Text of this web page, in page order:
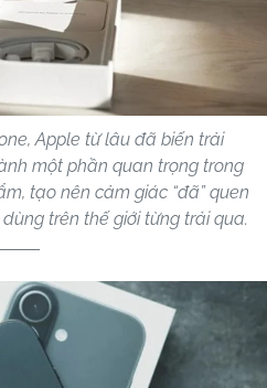
Apple từ lâu đã biến trải
một phần quan trọng trong
tạo nên cảm giác “đã” quen
trên thế giới từng trải qua.